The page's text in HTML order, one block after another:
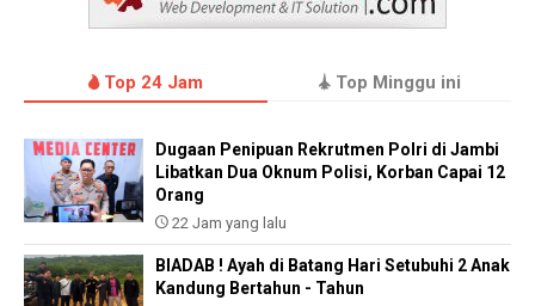
Top 24 Jam Top Minggu ini
Dugaan Penipuan Rekrutmen Polri di Jambi
Libatkan Dua Oknum Polisi, Korban Capai 12
Orang
22 Jam yang lalu
BIADAB ! Ayah di Batang Hari Setubuhi 2 Anak
Kandung Bertahun - Tahun